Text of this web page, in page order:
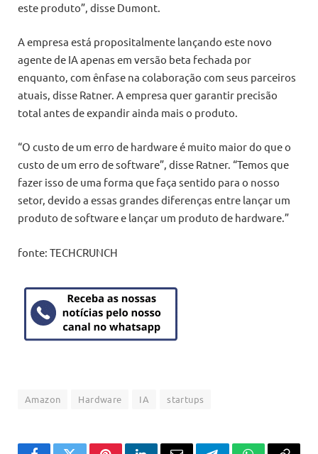
este produto”, disse Dumont.
A empresa está propositalmente lançando este novo
agente de IA apenas em versão beta fechada por
enquanto, com ênfase na colaboração com seus parceiros
atuais, disse Ratner. A empresa quer garantir precisão
total antes de expandir ainda mais o produto.
“O custo de um erro de hardware é muito maior do que o
custo de um erro de software”, disse Ratner. “Temos que
fazer isso de uma forma que faça sentido para o nosso
setor, devido a essas grandes diferenças entre lançar um
produto de software e lançar um produto de hardware.”
fonte: TECHCRUNCH
Amazon Hardware IA startups